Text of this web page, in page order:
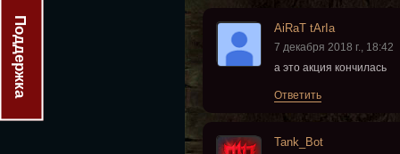
AiRaT tArIa
7 декабря 2018 г., 18:42
а это акция кончилась
Ответить
Tank_Bot
Поддержка